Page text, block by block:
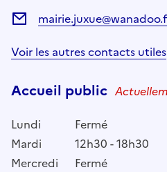
Voir les autres contacts utiles
Accueil public
Lundi
Fermé
Mardi
12h30 - 18h30
Mercredi
Fermé